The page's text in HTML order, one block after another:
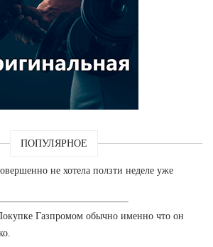
ПОПУЛЯРНОЕ
не хотела ползти неделе уже
Газпромом обычно именно что он